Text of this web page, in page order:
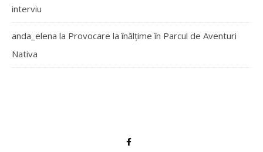
interviu
anda_elena la Provocare la înălțime în Parcul de Aventuri
Nativa